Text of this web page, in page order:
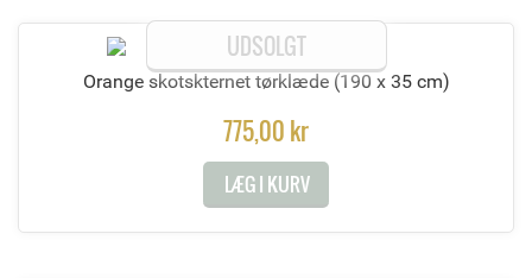
UDSOLGT
Orange skotskternet tørklæde (190 x 35 cm)
775,00 kr
LÆG I KURV